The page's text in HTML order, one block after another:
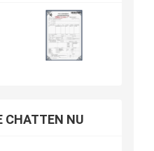
CHATTEN NU